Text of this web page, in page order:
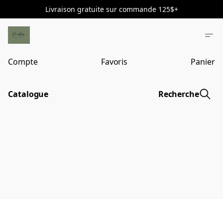
Livraison gratuite sur commande 125$+
Compte Favoris Panier
Catalogue Recherche